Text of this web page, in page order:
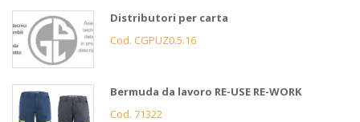
Distributori per carta
Cod. CGPUZ0.5.16
Bermuda da lavoro RE-USE RE-WORK
Cod. 71322